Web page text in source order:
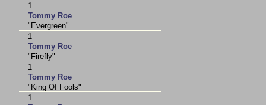
1
Tommy Roe
"Evergreen"
1
Tommy Roe
"Firefly"
1
Tommy Roe
"King Of Fools"
1